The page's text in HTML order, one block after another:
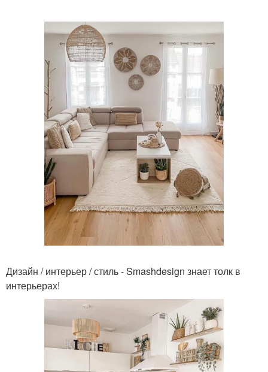
Дизайн / интерьер / стиль - Smashdesign знает толк в
интерьерах!